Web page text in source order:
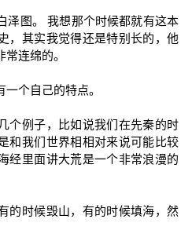
泽图。 我想那个时候都就有这本
，其实我觉得还是特别长的，他
连绵的。
个自己的特点。
个例子，比如说我们在先秦的时
和我们世界相相对来说可能比较
经里面讲大荒是一个非常浪漫的
的时候毁山，有的时候填海，然